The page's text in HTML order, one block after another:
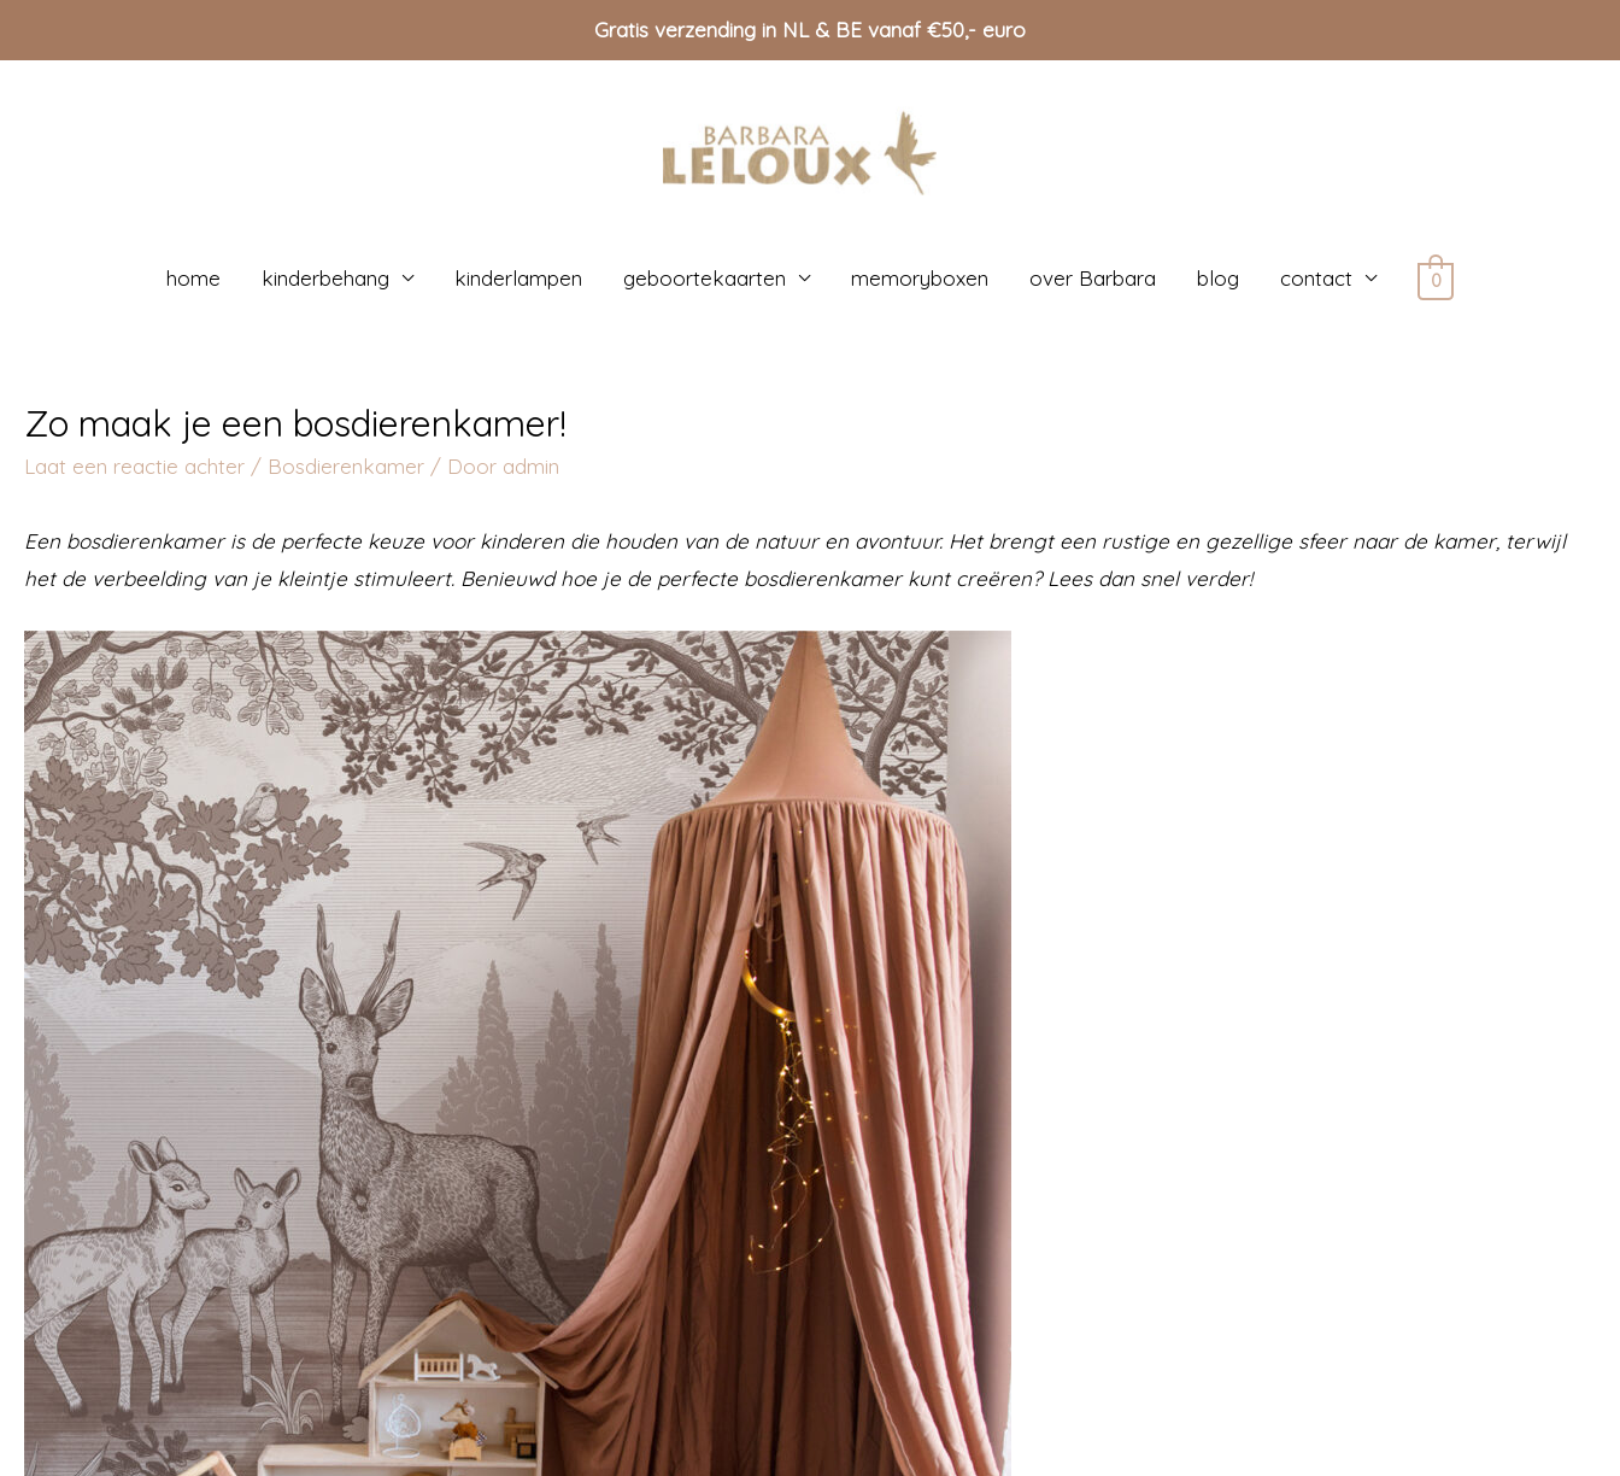
Gratis verzending in NL & BE vanaf €50,- euro
home kinderbehang kinderlampen geboortekaarten memoryboxen over Barbara blog contact 0
Zo maak je een bosdierenkamer!
Laat een reactie achter / Bosdierenkamer / Door admin
Een bosdierenkamer is de perfecte keuze voor kinderen die houden van de natuur en avontuur. Het brengt een rustige en gezellige sfeer naar de kamer, terwijl
het de verbeelding van je kleintje stimuleert. Benieuwd hoe je de perfecte bosdierenkamer kunt creëren? Lees dan snel verder!